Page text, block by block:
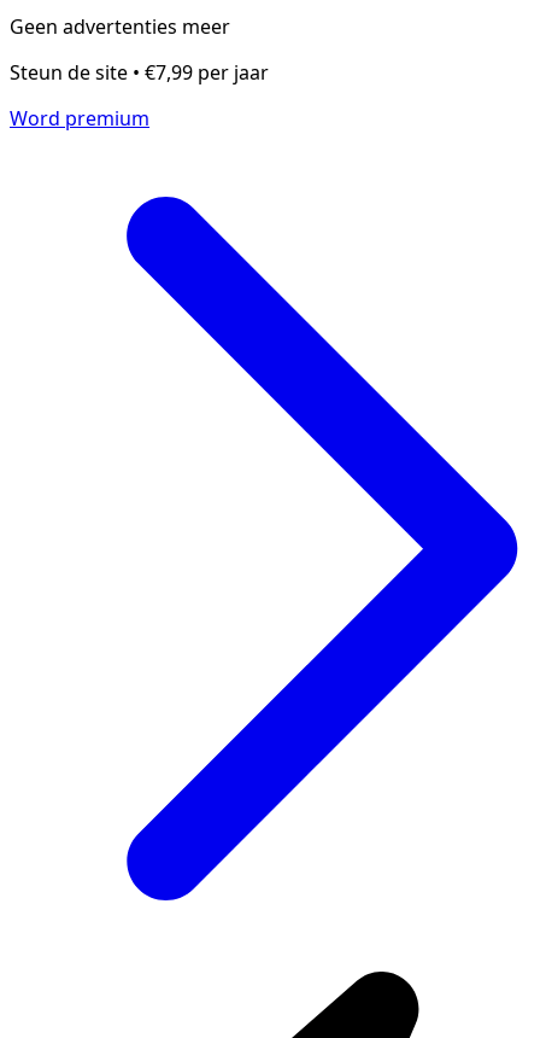
Geen advertenties meer
Steun de site • €7,99 per jaar
Word premium